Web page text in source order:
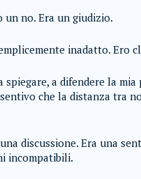
un no. Era un giudizio.
inadatto. Ero
spiegare, a difendere la mia
che la distanza tra
discussione. Era una
incompatibili.